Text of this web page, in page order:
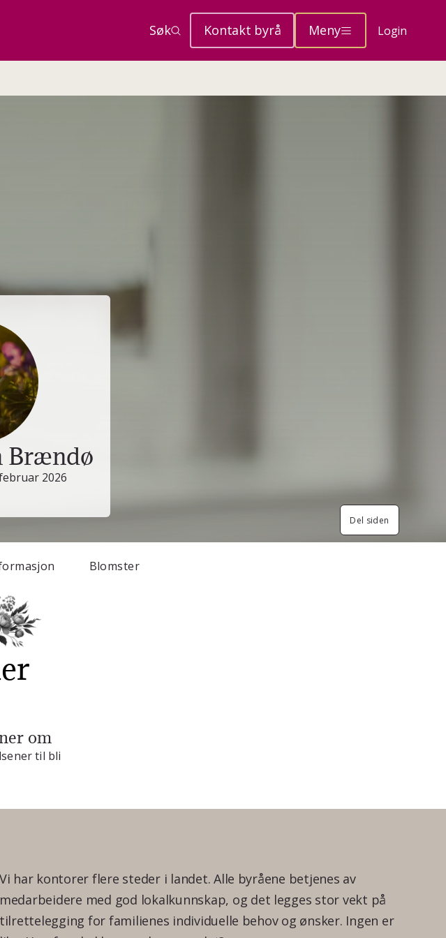
Søk Kontakt byrå Meny Login
Brændø
2026
Del siden
Blomster
om
til bli
Vi har kontorer flere steder i landet. Alle byråene betjenes av
medarbeidere med god lokalkunnskap, og det legges stor vekt på
tilrettelegging for familienes individuelle behov og ønsker. Ingen er